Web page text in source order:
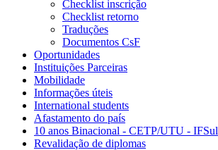
Checklist inscrição
Checklist retorno
Traduções
Documentos CsF
Oportunidades
Instituições Parceiras
Mobilidade
Informações úteis
International students
Afastamento do país
10 anos Binacional - CETP/UTU - IFSul
Revalidação de diplomas